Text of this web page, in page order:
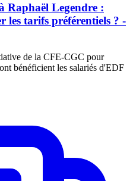
Raphaël Legendre :
les tarifs préférentiels ? -
de la CFE-CGC pour
bénéficient les salariés d'EDF